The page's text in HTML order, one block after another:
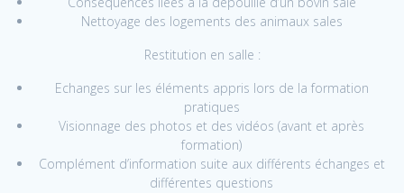
Nettoyage des logements des animaux sales
Restitution en salle :
Echanges sur les éléments appris lors de la formation
pratiques
Visionnage des photos et des vidéos (avant et après
formation)
Complément d’information suite aux différents échanges et
différentes questions